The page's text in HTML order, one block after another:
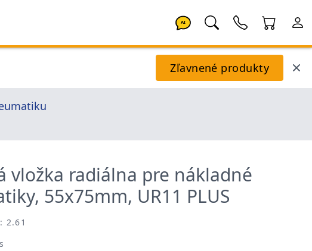
AI
Zľavnené produkty
vložka radiálna pre nákladné
55x75mm, UR11 PLUS
2.61